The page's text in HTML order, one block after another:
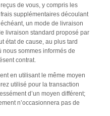
de vous, y compris les
supplémentaires découlant
un mode de livraison
livraison standard proposé par
état de cause, au plus tard
nous sommes informés de
contrat.
en utilisant le même moyen
utilisé pour la transaction
d’un moyen différent;
n’occasionnera pas de